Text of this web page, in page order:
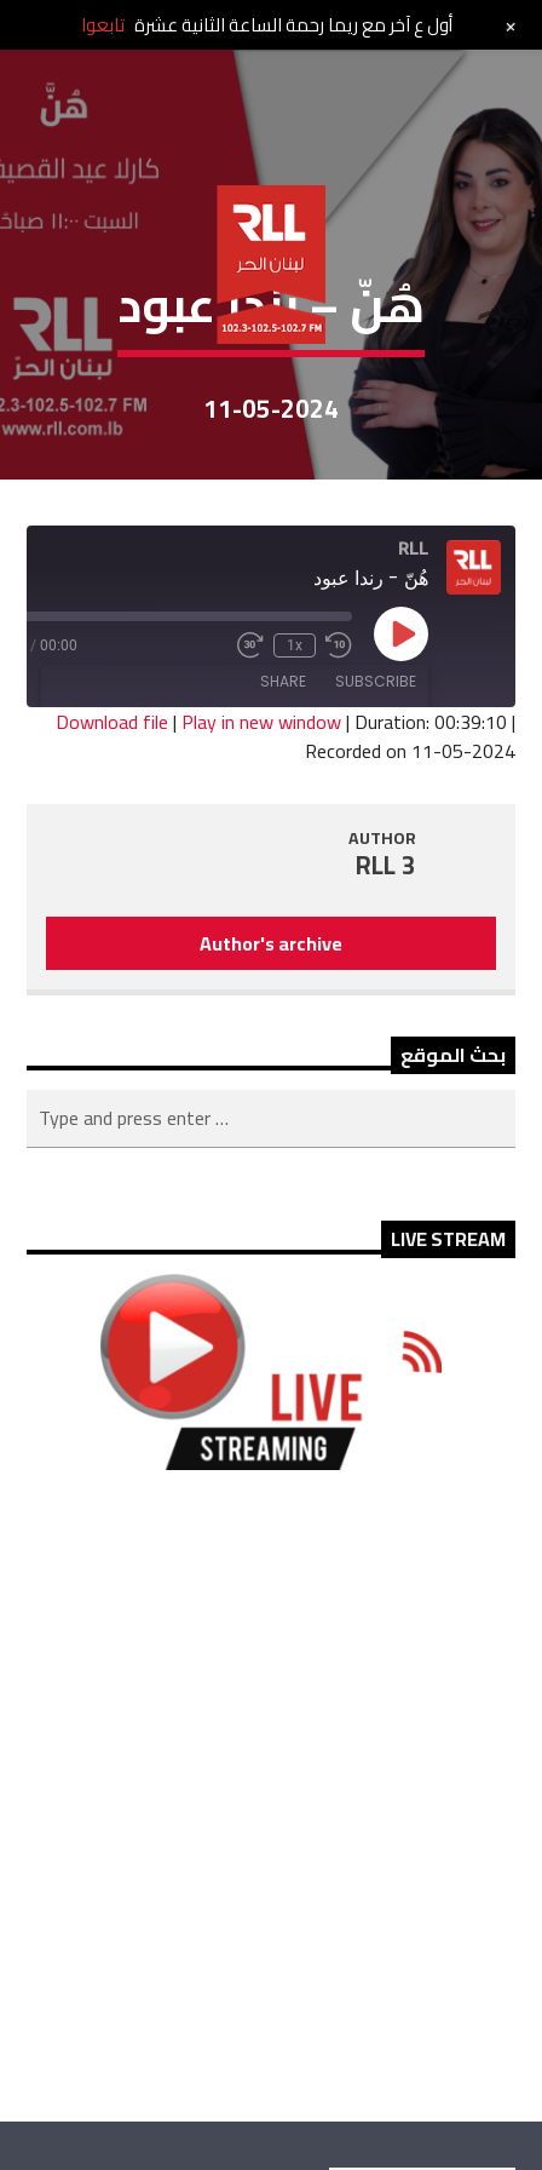
هُنَّ
هُنّ – رندا عبود
11-05-2024
RLL
هُنّ - رندا عبود
Play
Episode
Rewind
10
Seconds
1x
Fast
seconds
00:00
/
SUBSCRIBE
SHARE
SHARE
Download file| Play in new window| Duration: 00:39:10|
Recorded on 11-05-2024
AUTHOR
RLL 3
Author's archive
بحث الموقع
LIVE STREAM
أول ع آخر مع ريما رحمة الساعة الثانية عشرة تابعوا +